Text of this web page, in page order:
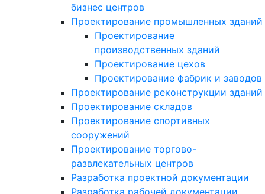
бизнес центров
Проектирование промышленных зданий
Проектирование
производственных зданий
Проектирование цехов
Проектирование фабрик и заводов
Проектирование реконструкции зданий
Проектирование складов
Проектирование спортивных
сооружений
Проектирование торгово-
развлекательных центров
Разработка проектной документации